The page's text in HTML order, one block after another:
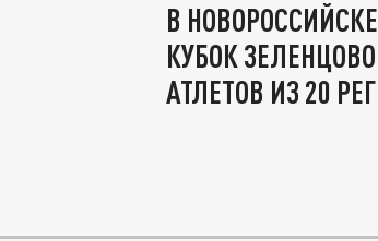
В
КУБОК
АТЛЕТОВ ИЗ 20